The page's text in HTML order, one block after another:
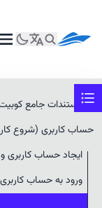
به مستندات جامع
حساب کاربری (شروع
ایجاد حساب کاربری
ورود به حساب کاربری
پنل کوبیت
ورود به پنل
و تنظیمات کاربری
مدیریت و مشاهده
کاربران و پروژه‌ها